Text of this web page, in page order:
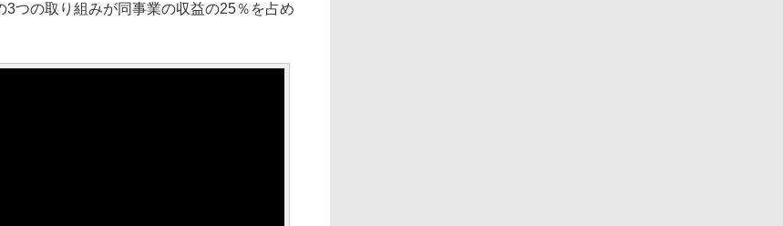
つの取り組みが同事業の収益の25％を占め